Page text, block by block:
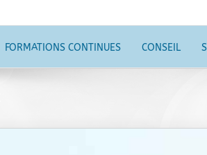
FORMATIONS CONTINUES CONSEIL